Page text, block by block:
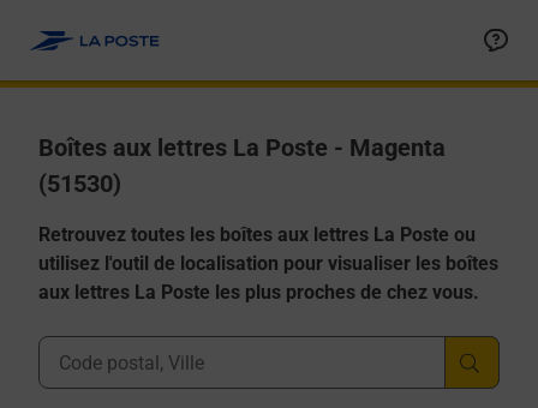
Boîtes aux lettres La Poste - Magenta
(51530)
Retrouvez toutes les boîtes aux lettres La Poste ou
utilisez l'outil de localisation pour visualiser les boîtes
aux lettres La Poste les plus proches de chez vous.
Ville, Département, Code Postal